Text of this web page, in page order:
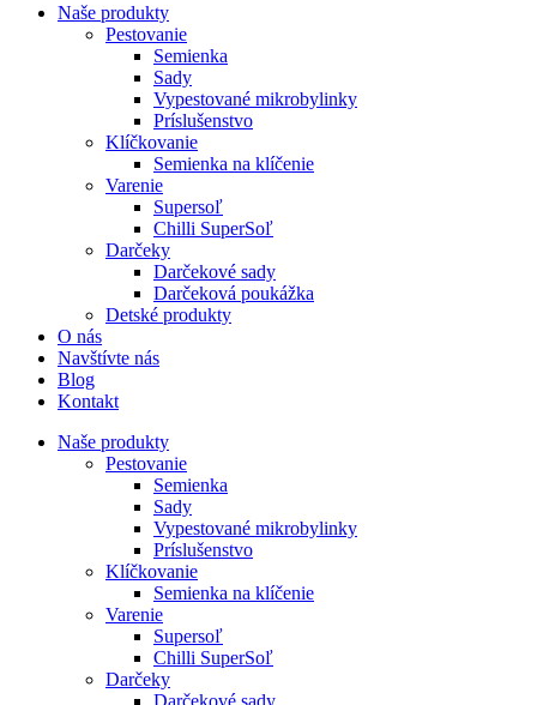
Naše produkty
Pestovanie
Semienka
Sady
Vypestované mikrobylinky
Príslušenstvo
Klíčkovanie
Semienka na klíčenie
Varenie
Supersoľ
Chilli SuperSoľ
Darčeky
Darčekové sady
Darčeková poukážka
Detské produkty
O nás
Navštívte nás
Blog
Kontakt
Naše produkty
Pestovanie
Semienka
Sady
Vypestované mikrobylinky
Príslušenstvo
Klíčkovanie
Semienka na klíčenie
Varenie
Supersoľ
Chilli SuperSoľ
Darčeky
Darčekové sady